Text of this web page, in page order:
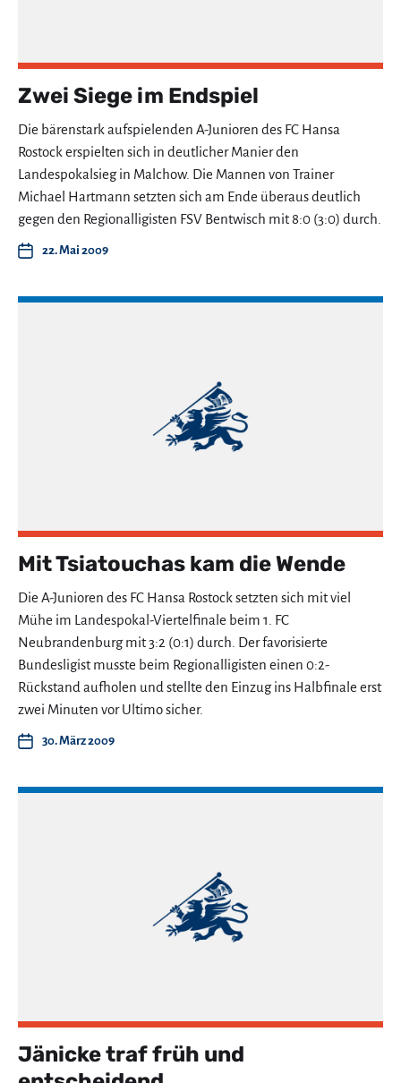
Zwei Siege im Endspiel
Die bärenstark aufspielenden A-Junioren des FC Hansa
Rostock erspielten sich in deutlicher Manier den
Landespokalsieg in Malchow. Die Mannen von Trainer
Michael Hartmann setzten sich am Ende überaus deutlich
gegen den Regionalligisten FSV Bentwisch mit 8:0 (3:0) durch.
22. Mai 2009
Mit Tsiatouchas kam die Wende
Die A-Junioren des FC Hansa Rostock setzten sich mit viel
Mühe im Landespokal-Viertelfinale beim 1. FC
Neubrandenburg mit 3:2 (0:1) durch. Der favorisierte
Bundesligist musste beim Regionalligisten einen 0:2-
Rückstand aufholen und stellte den Einzug ins Halbfinale erst
zwei Minuten vor Ultimo sicher.
30. März 2009
Jänicke traf früh und